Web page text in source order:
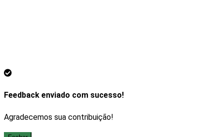
Feedback enviado com sucesso!
Agradecemos sua contribuição!